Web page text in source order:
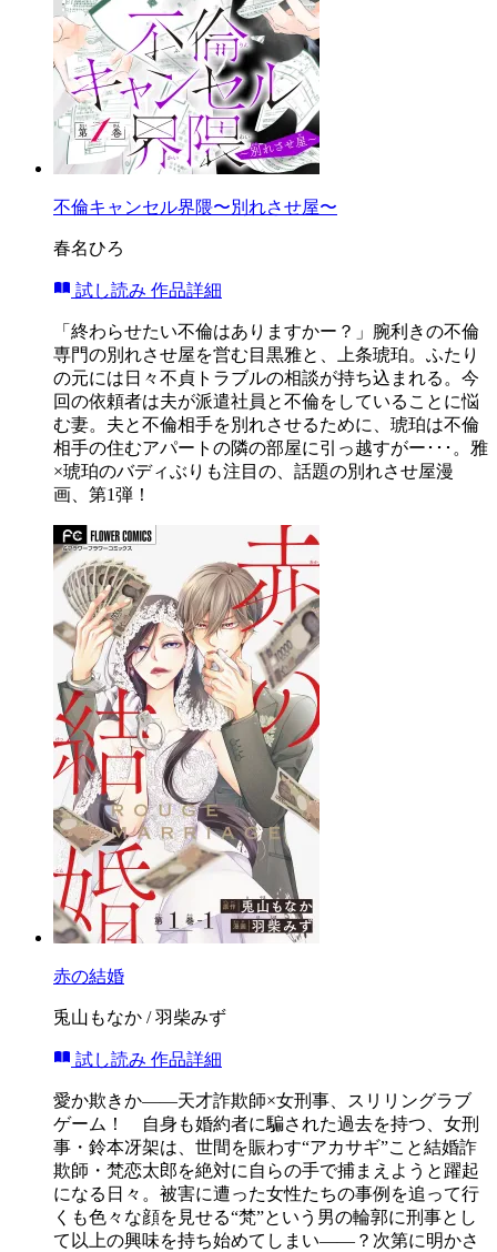
不倫キャンセル界隈〜別れさせ屋〜
春名ひろ
試し読み 作品詳細
「終わらせたい不倫はありますかー？」腕利きの不倫
専門の別れさせ屋を営む目黒雅と、上条琥珀。ふたり
の元には日々不貞トラブルの相談が持ち込まれる。今
回の依頼者は夫が派遣社員と不倫をしていることに悩
む妻。夫と不倫相手を別れさせるために、琥珀は不倫
相手の住むアパートの隣の部屋に引っ越すがー･･･。雅
×琥珀のバディぶりも注目の、話題の別れさせ屋漫
画、第1弾！
赤の結婚
兎山もなか / 羽柴みず
試し読み 作品詳細
愛か欺きか――天才詐欺師×女刑事、スリリングラブ
ゲーム！ 自身も婚約者に騙された過去を持つ、女刑
事・鈴本冴架は、世間を賑わす“アカサギ”こと結婚詐
欺師・梵恋太郎を絶対に自らの手で捕まえようと躍起
になる日々。被害に遭った女性たちの事例を追って行
くも色々な顔を見せる“梵”という男の輪郭に刑事とし
て以上の興味を持ち始めてしまい――？次第に明かさ